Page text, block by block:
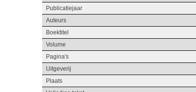
Publicatiejaar
Auteurs
Boektitel
Volume
Pagina's
Uitgeverij
Plaats